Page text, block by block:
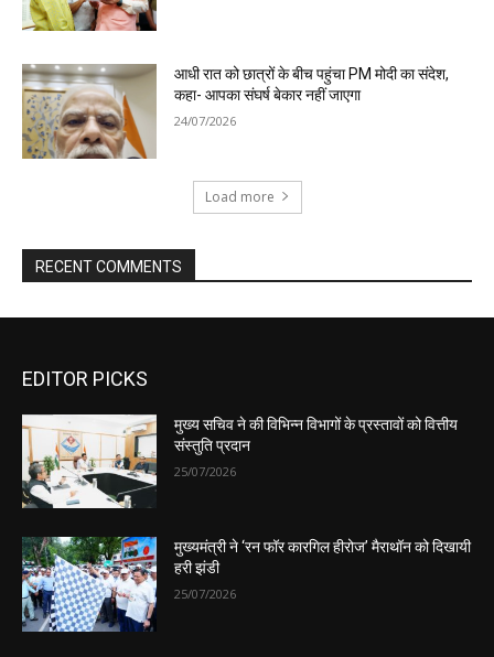
EDITOR PICKS
मुख्य सचिव ने की विभिन्न विभागों के प्रस्तावों को वित्तीय
संस्तुति प्रदान
25/07/2026
मुख्यमंत्री ने ‘रन फॉर कारगिल हीरोज’ मैराथॉन को दिखायी
हरी झंडी
25/07/2026